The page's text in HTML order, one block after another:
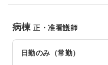
病棟正・准看護師
日勤のみ（常勤）